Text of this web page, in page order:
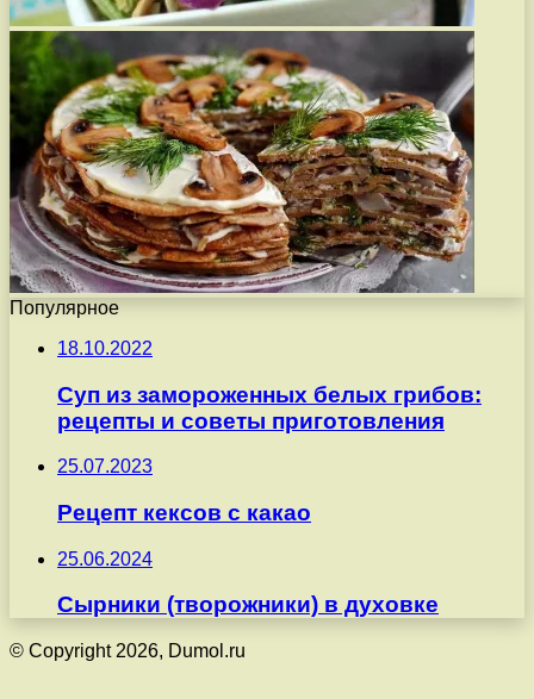
Популярное
18.10.2022
Суп из замороженных белых грибов:
рецепты и советы приготовления
25.07.2023
Рецепт кексов с какао
25.06.2024
Сырники (творожники) в духовке
© Copyright 2026, Dumol.ru